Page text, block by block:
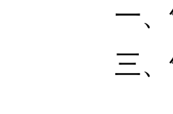
一、气体
三、气体